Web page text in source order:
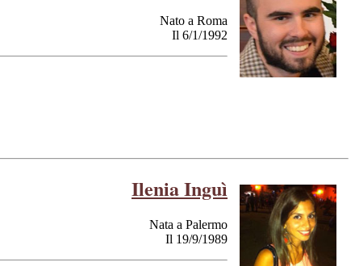
Nato a Roma
Il 6/1/1992
Ilenia Inguì
Nata a Palermo
Il 19/9/1989